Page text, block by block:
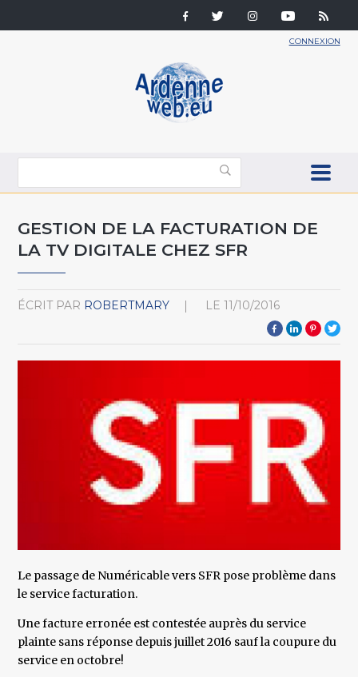
CONNEXION
GESTION DE LA FACTURATION DE
LA TV DIGITALE CHEZ SFR
ÉCRIT PAR ROBERTMARY LE 11/10/2016
Le passage de Numéricable vers SFR pose problème dans
le service facturation.
Une facture erronée est contestée auprès du service
plainte sans réponse depuis juillet 2016 sauf la coupure du
service en octobre!